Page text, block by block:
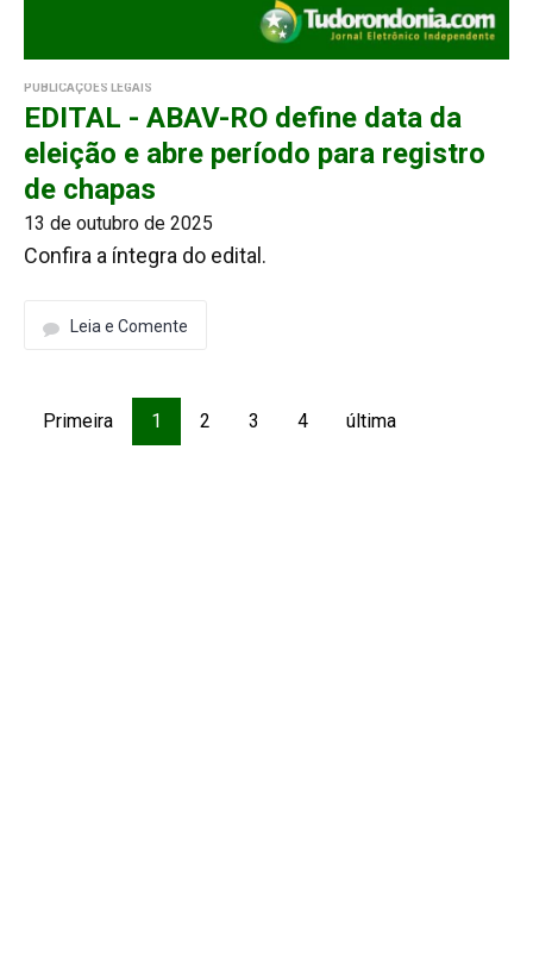
PUBLICAÇÕES LEGAIS
EDITAL - ABAV-RO define data da
eleição e abre período para registro
de chapas
13 de outubro de 2025
Confira a íntegra do edital.
Leia e Comente
Primeira 1 2 3 4 última